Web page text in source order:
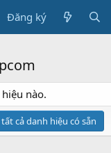
Đăng ký
nào.
cả danh hiệu có sẵn